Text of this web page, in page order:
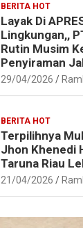
BERITA HOT
Layak Di
Lingkungan,,
Rutin Musim
Penyiraman
29/04/2026
BERITA HOT
Terpilihnya
Jhon Khenedi
Taruna Riau
21/04/2026